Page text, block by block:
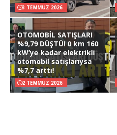
3 TEMMUZ 2026
OTOMOBİL SATIŞLARI
%9,79 DÜŞTÜ! 0 km 160
kW’ye kadar elektrikli
otomobil satışlarıysa
%7,7 arttı!
2 TEMMUZ 2026